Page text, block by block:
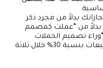
بدلاً من مجرد ذكر
بدلاً من “عملت كمصمم
تصميم الحملات
الإعلانية التي زادت من المبيعات بنسبة 30% خلال ثلاثة